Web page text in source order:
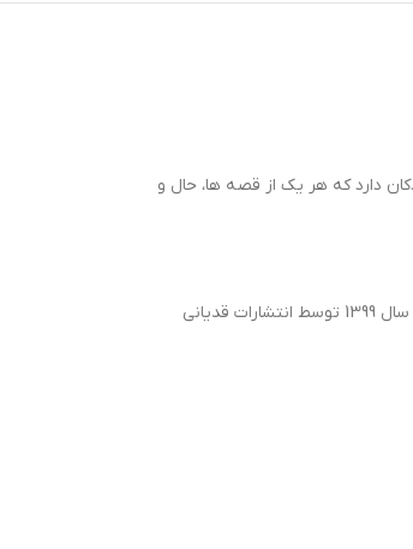
نوشته اند و مترجم، آن ها را گزینش و به فارسی برگردان کرده است. این کتاب 9 داستان برای کودکان دارد که هر یک از قصه ها، حال و
این کتاب نوشته جمعی از نویسندگان است و توسط لاله جعفری به زبان فارسی ترجمه شده است. این کتاب برای کودکان 7 تا 11 سال مناسب است. چاپ هشتم کتاب پیش رو در سال 1399 توسط انتشارات قدیانی